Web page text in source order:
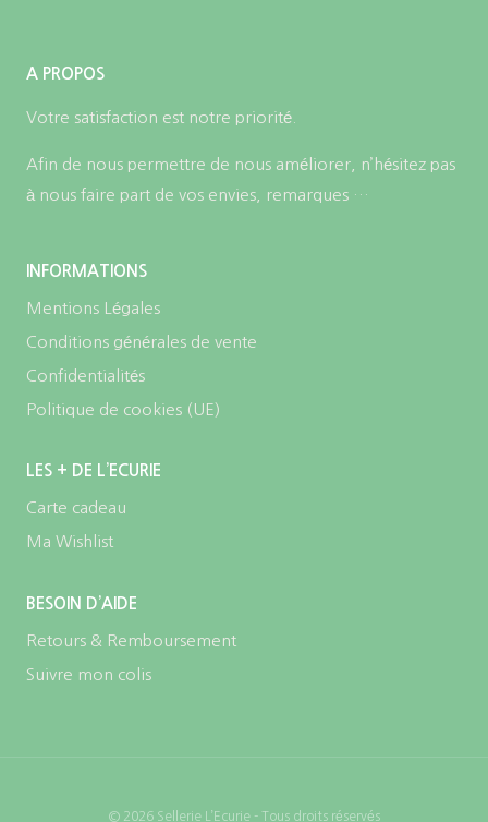
A PROPOS
Votre satisfaction est notre priorité.
Afin de nous permettre de nous améliorer, n’hésitez pas
à nous faire part de vos envies, remarques …
INFORMATIONS
Mentions Légales
Conditions générales de vente
Confidentialités
Politique de cookies (UE)
LES + DE L’ECURIE
Carte cadeau
Ma Wishlist
BESOIN D’AIDE
Retours & Remboursement
Suivre mon colis
© 2026 Sellerie L’Ecurie - Tous droits réservés